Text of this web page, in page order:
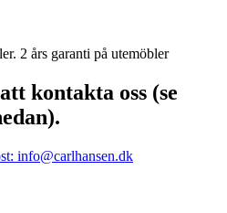
2 års garanti på utemöbler
kontakta oss (se
info@carlhansen.dk